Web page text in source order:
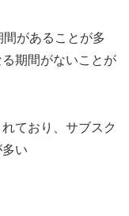
間があることが多
期間がないことが
ており、サブスク
い